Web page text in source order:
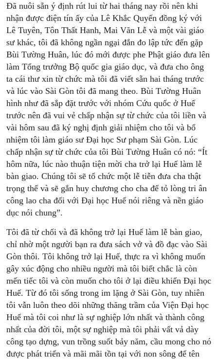
Đã nuôi sẵn ý định rút lui từ hai tháng nay rồi nên khi
nhận được điện tín ấy của Lê Khắc Quyến đồng ký với
Lê Tuyên, Tôn Thất Hanh, Mai Văn Lễ và một vài giáo
sư khác, tôi đã không ngần ngại đắn đo lập tức đến gặp
Bùi Tường Huân, lúc đó mới được phe Phật giáo đưa lên
làm Tổng trưởng Bộ quốc gia giáo dục, và đưa cho ông
ta cái thư xin từ chức mà tôi đã viết sẵn hai tháng trước
và lúc vào Sài Gòn tôi đã mang theo. Bùi Tường Huân
hình như đã sắp đặt trước với nhóm Cứu quốc ở Huế
trước nên đã vui vẻ chấp nhận sự từ chức của tôi liền và
vài hôm sau đã ký nghị định giải nhiệm cho tôi và bổ
nhiệm tôi làm giáo sư Đại học Sư phạm Sài Gòn. Lúc
chấp nhận sự từ chức của tôi Bùi Tường Huân có nó: “Ít
hôm nữa, lúc nào thuận tiện mời cha trở lại Huế làm lễ
bàn giao. Chúng tôi sẽ tổ chức một lễ tiễn đưa cha thật
trọng thể và sẽ gắn huy chương cho cha để tỏ lòng tri ân
công lao cha đối với Đại học Huế nói riêng và nền giáo
dục nói chung”.
Tôi đã từ chối và đã không trở lại Huế làm lễ bàn giao,
chỉ nhờ một người bạn ra đưa sách vở và đồ đạc vào Sài
Gòn thôi. Tôi không trở lại Huế, thực ra vì không muốn
gây xúc động cho nhiều người mà tôi biết chắc là còn
mến tiếc tôi và còn muốn cho tôi ở lại điều khiển Đại học
Huế. Từ đó tôi sống trong im lặng ở Sài Gòn, tuy nhiên
tôi vẫn luôn theo dõi những thăng trầm của Viện Đại học
Huế mà tôi coi như là sự nghiệp lớn nhất và thành công
nhất của đời tôi, một sự nghiệp mà tôi phải vất vả dày
công tạo dựng, vun trồng suốt bảy năm, cầu mong cho nó
được phát triển và mãi mãi tồn tại với non sông để tên